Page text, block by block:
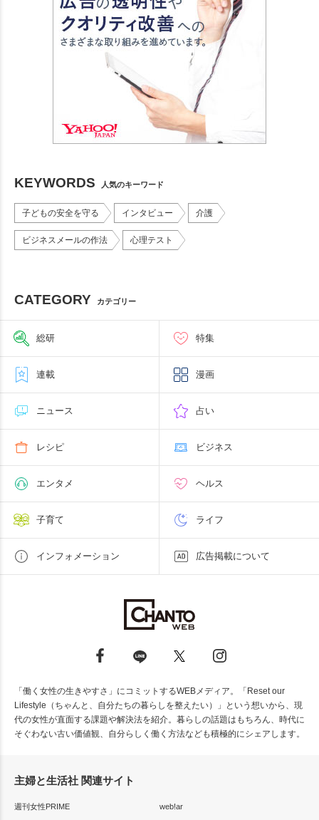
KEYWORDS 人気のキーワード
子どもの安全を守る インタビュー 介護
ビジネスメールの作法 心理テスト
CATEGORY カテゴリー
総研 特集
連載 漫画
ニュース 占い
レシピ ビジネス
エンタメ ヘルス
子育て ライフ
インフォメーション 広告掲載について
「働く女性の生きやすさ」にコミットするWEBメディア。「Reset our
Lifestyle（ちゃんと、自分たちの暮らしを整えたい）」という想いから、現
代の女性が直面する課題や解決法を紹介。暮らしの話題はもちろん、時代に
そぐわない古い価値観、自分らしく働く方法なども積極的にシェアします。
主婦と生活社 関連サイト
週刊女性PRIME
web!ar